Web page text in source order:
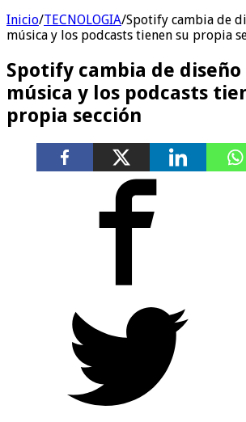
Inicio/TECNOLOGIA/Spotify cambia de
música y los podcasts tienen su propia
Spotify cambia de
música y los podcasts
propia sección